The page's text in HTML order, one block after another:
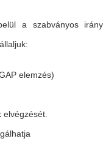
a szabványos
elemzés)
elvégzését.